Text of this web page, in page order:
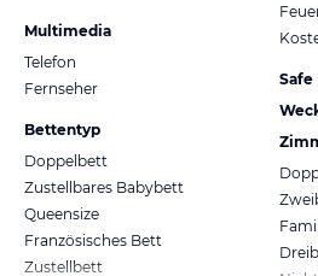
Multimedia
Telefon
Fernseher
Bettentyp
Doppelbett
Zustellbares Babybett
Queensize
Französisches Bett
Zustellbett
Safe